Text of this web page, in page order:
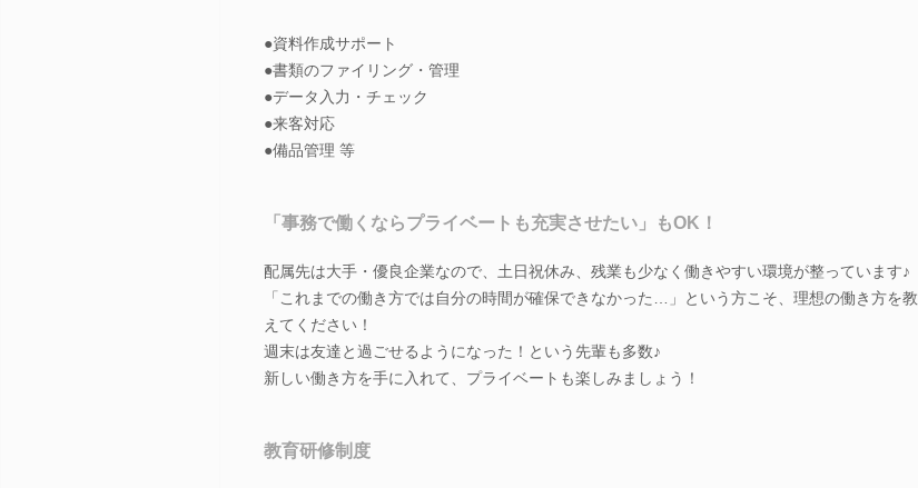
●資料作成サポート
●書類のファイリング・管理
●データ入力・チェック
●来客対応
●備品管理 等
「事務で働くならプライベートも充実させたい」もOK！
配属先は大手・優良企業なので、土日祝休み、残業も少なく働きやすい環境が整っています♪
「これまでの働き方では自分の時間が確保できなかった…」という方こそ、理想の働き方を教
えてください！
週末は友達と過ごせるようになった！という先輩も多数♪
新しい働き方を手に入れて、プライベートも楽しみましょう！
教育研修制度